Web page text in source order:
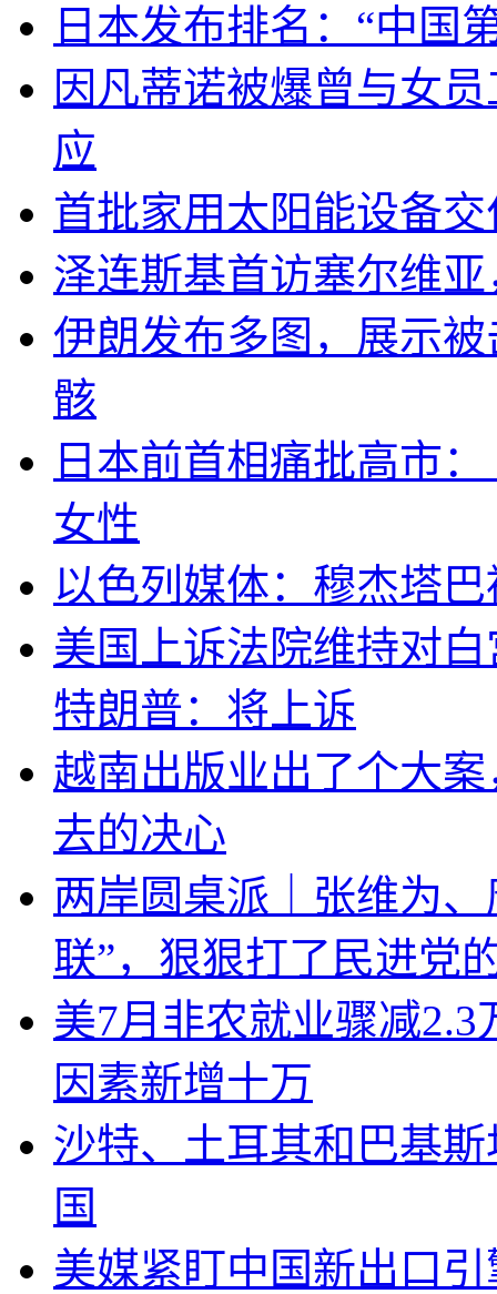
日本发布排名：“中国
因凡蒂诺被爆曾与女
应
首批家用太阳能设备
泽连斯基首访塞尔维
伊朗发布多图，展示
骸
日本前首相痛批高市
女性
以色列媒体：穆杰塔
美国上诉法院维持对
特朗普：将上诉
越南出版业出了个大
去的决心
两岸圆桌派｜张维为
联”，狠狠打了民进党
美7月非农就业骤减
因素新增十万
沙特、土耳其和巴基
国
美媒紧盯中国新出口